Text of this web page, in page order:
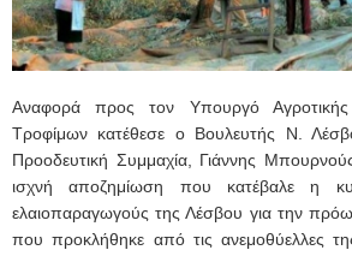
Αναφορά προς τον Υπουργό Αγροτικής
Τροφίμων κατέθεσε ο Βουλευτής Ν.
Προοδευτική Συμμαχία, Γιάννης
ισχνή αποζημίωση που κατέβαλε η
ελαιοπαραγωγούς της Λέσβου για την
που προκλήθηκε από τις ανεμοθύελλες